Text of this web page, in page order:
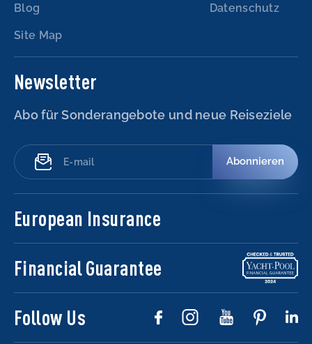
Blog
Site Map
Datenschutz
Newsletter
Abo für Sonderangebote und neue Reiseziele
Abonnieren
European Insurance
Financial Guarantee
Follow Us